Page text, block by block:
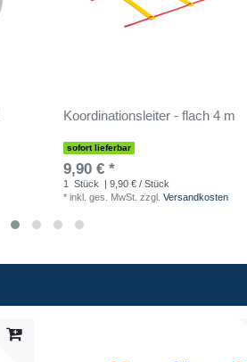
Koordinationsleiter - flach 4 m
sofort lieferbar
9,90 € *
1 Stück
| 9,90 € / Stück
* inkl. ges. MwSt. zzgl. Versandkosten